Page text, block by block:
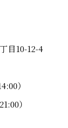
目10-12-4
）
）